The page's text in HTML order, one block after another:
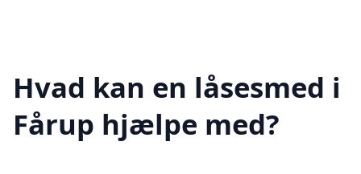
Hvad kan en låsesmed i
Fårup hjælpe med?